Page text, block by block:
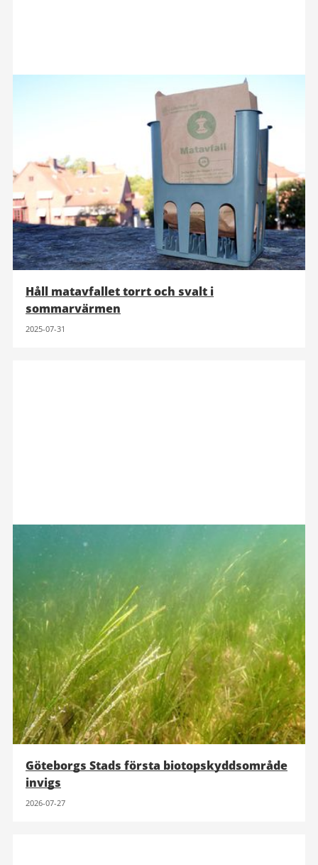
Håll matavfallet torrt och svalt i
sommarvärmen
2025-07-31
Göteborgs Stads första biotopskyddsområde
invigs
2026-07-27